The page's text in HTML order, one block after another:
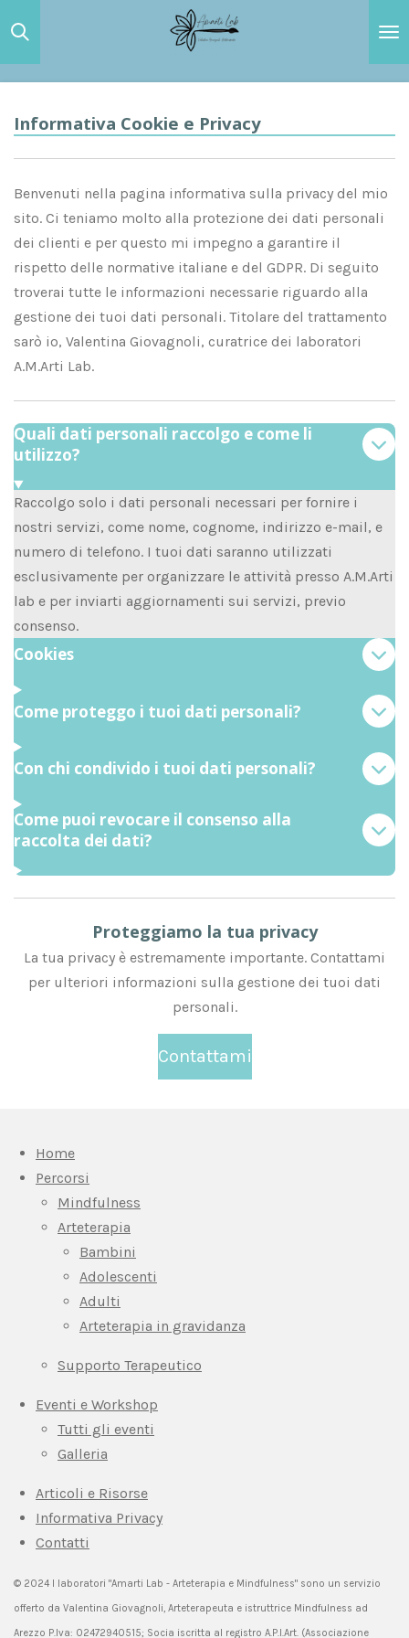
Vai
Informativa Cookie e Privacy
Benvenuti nella pagina informativa sulla privacy del mio
sito. Ci teniamo molto alla protezione dei dati personali
dei clienti e per questo mi impegno a garantire il
rispetto delle normative italiane e del GDPR. Di seguito
troverai tutte le informazioni necessarie riguardo alla
gestione dei tuoi dati personali. Titolare del trattamento
sarò io, Valentina Giovagnoli, curatrice dei laboratori
A.M.Arti Lab.
Quali dati personali raccolgo e come li
utilizzo?
Raccolgo solo i dati personali necessari per fornire i
nostri servizi, come nome, cognome, indirizzo e-mail, e
numero di telefono. I tuoi dati saranno utilizzati
esclusivamente per organizzare le attività presso A.M.Arti
lab e per inviarti aggiornamenti sui servizi, previo
consenso.
Cookies
Come proteggo i tuoi dati personali?
Con chi condivido i tuoi dati personali?
Come puoi revocare il consenso alla
raccolta dei dati?
Proteggiamo la tua privacy
La tua privacy è estremamente importante. Contattami
per ulteriori informazioni sulla gestione dei tuoi dati
personali.
Contattami
Home
Percorsi
Mindfulness
Arteterapia
Bambini
Adolescenti
Adulti
Arteterapia in gravidanza
Supporto Terapeutico
Eventi e Workshop
Tutti gli eventi
Galleria
Articoli e Risorse
Informativa Privacy
Contatti
© 2024 I laboratori "Amarti Lab - Arteterapia e Mindfulness" sono un servizio
offerto da Valentina Giovagnoli, Arteterapeuta e istruttrice Mindfulness ad
Arezzo P.Iva: 02472940515; Socia iscritta al registro A.P.I.Art. (Associazione